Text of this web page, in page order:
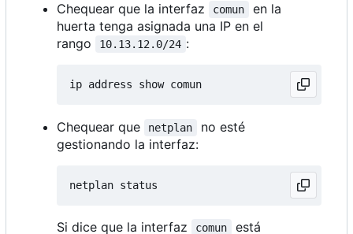
Chequear que la interfaz
comun
en la
huerta tenga asignada una IP en el
rango
10.13.12.0/24 :
Chequear que netplan
no esté
gestionando la interfaz:
Si dice que la interfaz comun
está